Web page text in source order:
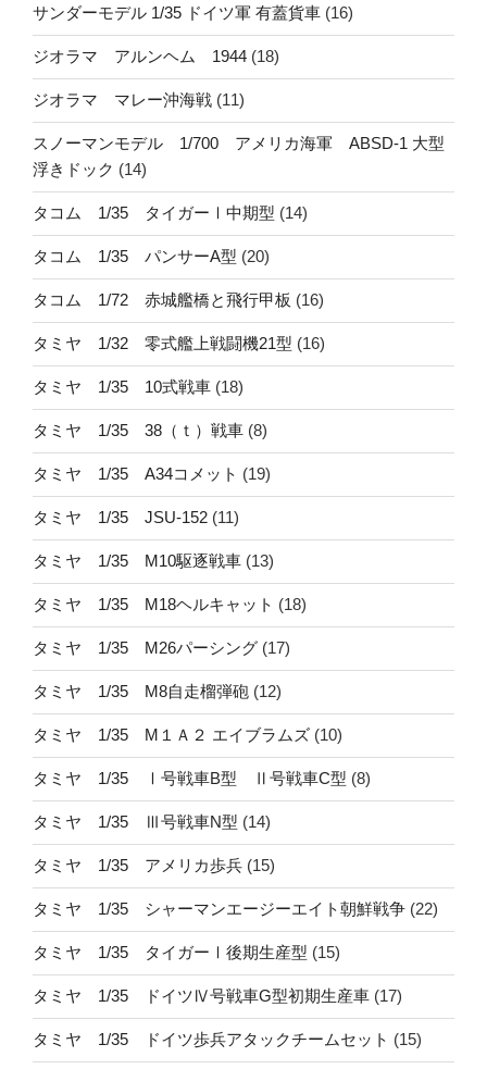
サンダーモデル 1/35 ドイツ軍 有蓋貨車 (16)
ジオラマ アルンヘム 1944 (18)
ジオラマ マレー沖海戦 (11)
スノーマンモデル 1/700 アメリカ海軍 ABSD-1 大型
浮きドック (14)
タコム 1/35 タイガーⅠ中期型 (14)
タコム 1/35 パンサーA型 (20)
タコム 1/72 赤城艦橋と飛行甲板 (16)
タミヤ 1/32 零式艦上戦闘機21型 (16)
タミヤ 1/35 10式戦車 (18)
タミヤ 1/35 38（ｔ）戦車 (8)
タミヤ 1/35 A34コメット (19)
タミヤ 1/35 JSU-152 (11)
タミヤ 1/35 M10駆逐戦車 (13)
タミヤ 1/35 M18ヘルキャット (18)
タミヤ 1/35 M26パーシング (17)
タミヤ 1/35 M8自走榴弾砲 (12)
タミヤ 1/35 M１Ａ２ エイブラムズ (10)
タミヤ 1/35 Ⅰ号戦車B型 Ⅱ号戦車C型 (8)
タミヤ 1/35 Ⅲ号戦車N型 (14)
タミヤ 1/35 アメリカ歩兵 (15)
タミヤ 1/35 シャーマンエージーエイト朝鮮戦争 (22)
タミヤ 1/35 タイガーⅠ後期生産型 (15)
タミヤ 1/35 ドイツⅣ号戦車G型初期生産車 (17)
タミヤ 1/35 ドイツ歩兵アタックチームセット (15)